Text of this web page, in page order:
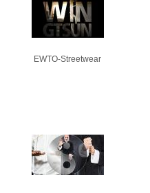
EWTO-Streetwear